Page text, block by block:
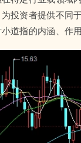
投资者提供不同
道指的内涵、作